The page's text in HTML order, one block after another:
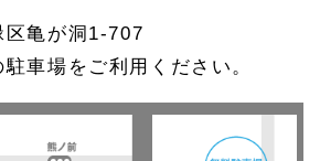
区亀が洞1-707
車場をご利用ください。